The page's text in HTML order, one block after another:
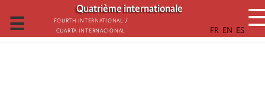
تجاوز
إلى
المحتوى
Quatrième internationale
Fourth International /
Cuarta Internacional
☰